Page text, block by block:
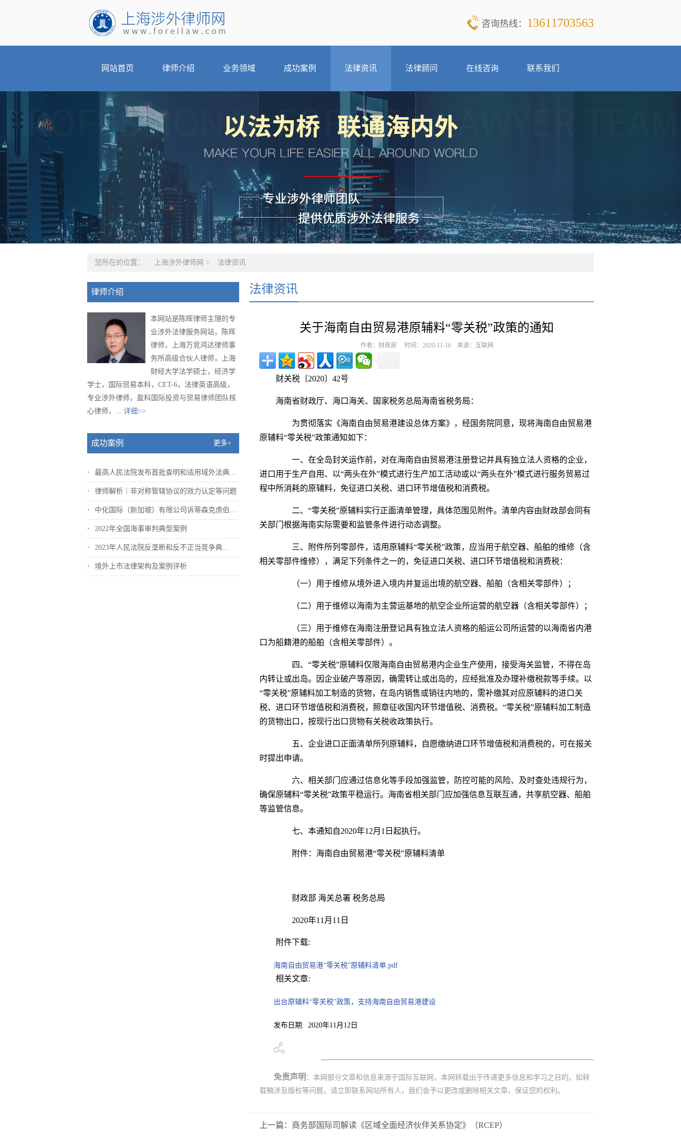
咨询热线： 13611703563
网站首页 律师介绍 业务领域 成功案例 法律资讯 法律顾问 在线咨询 联系我们
您所在的位置： 上海涉外律师网 > 法律资讯
律师介绍
本网站是陈晖律师主理的专
业涉外法律服务网站，陈晖
律师，上海万竞鸿达律师事
务所高级合伙人律师，上海
财经大学法学硕士，经济学
学士，国际贸易本科，CET-6，法律英语高级，
专业涉外律师，盈科国际投资与贸易律师团队核
心律师，... 详细>>
成功案例 更多+
最高人民法院发布首批查明和适用域外法典型...
律师解析｜非对称管辖协议的效力认定等问题
中化国际（新加坡）有限公司诉蒂森克虏伯冶...
2022年全国海事审判典型案例
2023年人民法院反垄断和反不正当竞争典...
境外上市法律架构及案例评析
法律资讯
关于海南自由贸易港原辅料“零关税”政策的通知
作者：财政部 时间：2020-11-16 来源：互联网
财关税〔2020〕42号
海南省财政厅、海口海关、国家税务总局海南省税务局：
为贯彻落实《海南自由贸易港建设总体方案》，经国务院同意，现将海南自由贸易港
原辅料“零关税”政策通知如下：
一、在全岛封关运作前，对在海南自由贸易港注册登记并具有独立法人资格的企业，
进口用于生产自用、以“两头在外”模式进行生产加工活动或以“两头在外”模式进行服务贸易过
程中所消耗的原辅料，免征进口关税、进口环节增值税和消费税。
二、“零关税”原辅料实行正面清单管理，具体范围见附件。清单内容由财政部会同有
关部门根据海南实际需要和监管条件进行动态调整。
三、附件所列零部件，适用原辅料“零关税”政策，应当用于航空器、船舶的维修（含
相关零部件维修），满足下列条件之一的，免征进口关税、进口环节增值税和消费税：
（一）用于维修从境外进入境内并复运出境的航空器、船舶（含相关零部件）；
（二）用于维修以海南为主营运基地的航空企业所运营的航空器（含相关零部件）；
（三）用于维修在海南注册登记具有独立法人资格的船运公司所运营的以海南省内港
口为船籍港的船舶（含相关零部件）。
四、“零关税”原辅料仅限海南自由贸易港内企业生产使用，接受海关监管，不得在岛
内转让或出岛。因企业破产等原因，确需转让或出岛的，应经批准及办理补缴税款等手续。以
“零关税”原辅料加工制造的货物，在岛内销售或销往内地的，需补缴其对应原辅料的进口关
税、进口环节增值税和消费税，照章征收国内环节增值税、消费税。“零关税”原辅料加工制造
的货物出口，按现行出口货物有关税收政策执行。
五、企业进口正面清单所列原辅料，自愿缴纳进口环节增值税和消费税的，可在报关
时提出申请。
六、相关部门应通过信息化等手段加强监管，防控可能的风险、及时查处违规行为，
确保原辅料“零关税”政策平稳运行。海南省相关部门应加强信息互联互通，共享航空器、船舶
等监管信息。
七、本通知自2020年12月1日起执行。
附件：海南自由贸易港“零关税”原辅料清单
财政部 海关总署 税务总局
2020年11月11日
附件下载:
海南自由贸易港“零关税”原辅料清单.pdf
相关文章:
出台原辅料“零关税”政策，支持海南自由贸易港建设
发布日期: 2020年11月12日
免责声明 ：本网部分文章和信息来源于国际互联网，本网转载出于传递更多信息和学习之目的。如转
载稿涉及版权等问题，请立即联系网站所有人，我们会予以更改或删除相关文章，保证您的权利。
上一篇：商务部国际司解读《区域全面经济伙伴关系协定》（RCEP）